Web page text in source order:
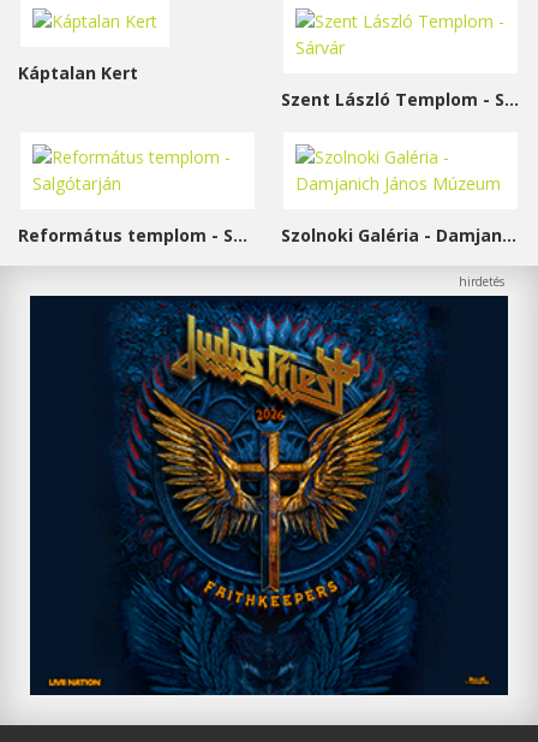
Káptalan Kert
Szent László Templom - Sárvár
Református templom - Salgótarján Szolnoki Galéria - Damjanich János Múzeum